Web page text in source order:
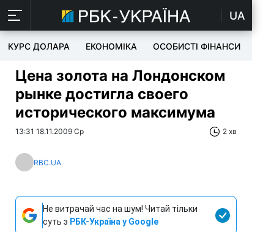
UA
КУРС ДОЛАРА ЕКОНОМІКА ОСОБИСТІ ФІНАНСИ
Цена золота на Лондонском
рынке достигла своего
исторического максимума
13:31 18.11.2009 Ср 2 хв
RBC.UA
Не витрачай час на шум! Читай тільки
суть з РБК-Україна у Google